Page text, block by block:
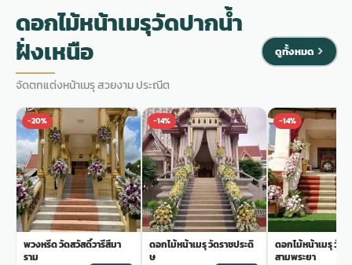
ดอกไม้หน้าเมรุวัดปากน้ำ
ฝั่งเหนือ
จัดตกแต่งหน้าเมรุ สวยงาม ประณีต
ดูทั้งหมด
-20%
พวงหรีด วัดสวัสดิ์วารีสีมา
ราม
-14%
ดอกไม้หน้าเมรุ วัดราชประดิ
ษ
-14%
ดอกไม้หน้าเมรุ วัด
สามพระยา